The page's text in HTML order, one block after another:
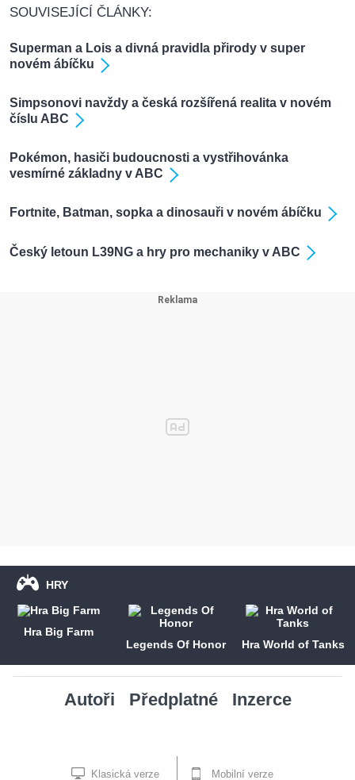
SOUVISEJÍCÍ ČLÁNKY:
Superman a Lois a divná pravidla přirody v super
novém ábíčku
Simpsonovi navždy a česká rozšířená realita v novém
číslu ABC
Pokémon, hasiči budoucnosti a vystřihovánka
vesmírné základny v ABC
Fortnite, Batman, sopka a dinosauři v novém ábíčku
Český letoun L39NG a hry pro mechaniky v ABC
HRY
Hra Big Farm
Legends Of Honor
Hra World of Tanks
Autoři Předplatné Inzerce
Klasická verze Mobilní verze